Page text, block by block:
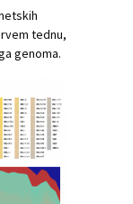
tednu,
genoma.